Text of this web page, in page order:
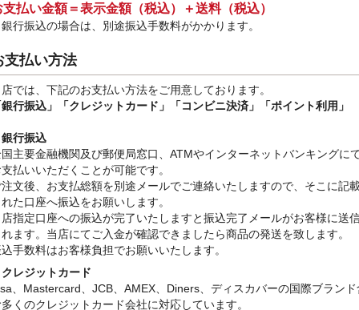
支払い金額＝表示金額（税込）＋送料（税込）
行振込の場合は、別途振込手数料がかかります。
支払い方法
では、下記のお支払い方法をご用意しております。
行振込」
「クレジットカード」「コンビニ決済」「ポイント利用」
行振込
主要金融機関及び郵便局窓口、ATMやインターネットバンキングに
払いいただくことが可能です。
文後、お支払総額を別途メールでご連絡いたしますので、そこに記
た口座へ振込をお願いします。
指定口座への振込が完了いたしますと振込完了メールがお客様に送
ます。当店にてご入金が確認できましたら商品の発送を致します。
手数料はお客様負担でお願いいたします。
レジットカード
、Mastercard、JCB、AMEX、Diners、ディスカバーの国際ブランド
くのクレジットカード会社に対応しています。